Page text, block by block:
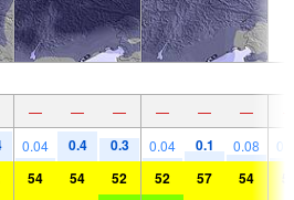
— — — — — —
0.04 0.4 0.3 0.04 0.1 0.08
54 54 52 52 57 54